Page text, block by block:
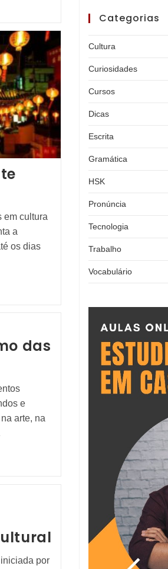
em cultura
a
os dias
das
e
arte, na
por
Categorias
Cultura
Curiosidades
Cursos
Dicas
Escrita
Gramática
HSK
Pronúncia
Tecnologia
Trabalho
Vocabulário